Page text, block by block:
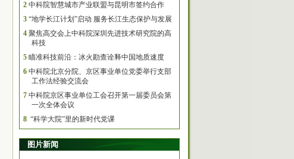
2 中科院智慧城市产业联盟与昆明市签约合作
3 “地学长江计划”启动 服务长江生态保护与发展
4 聚焦高交会上中科院深圳先进技术研究院的高
科技
5 瞄准科技前沿：冰火勘查诠释中国地质速度
6 中科院北京分院、京区事业单位党委举行支部
工作法经验交流会
7 中科院京区事业单位工会召开第一届委员会第
一次全体会议
8 “科学大院”里的新时代党课
图片新闻